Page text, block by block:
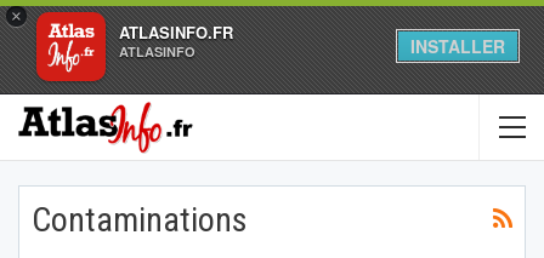
×
ATLASINFO.FR
ATLASINFO INSTALLER
Contaminations